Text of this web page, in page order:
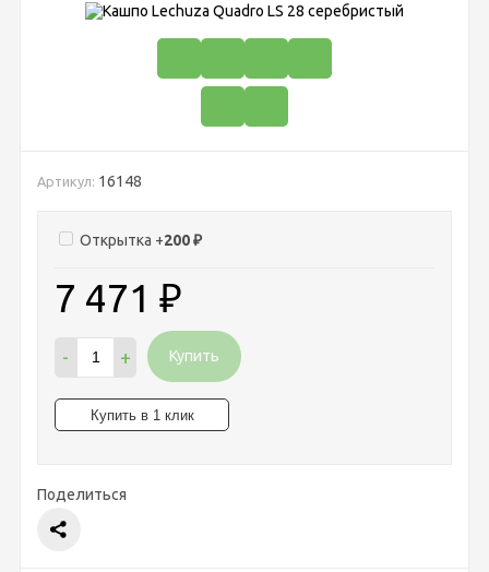
Артикул: 16148
Открытка +200₽
7 471 ₽
- + Купить
Поделиться